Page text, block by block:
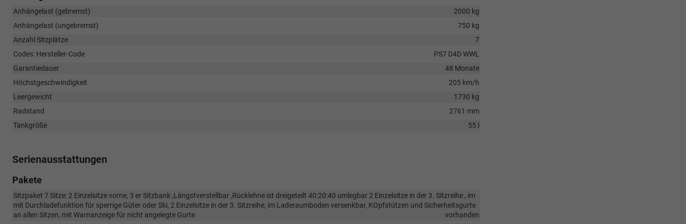
Anhängelast (gebremst)
2000 kg
Anhängelast (ungebremst)
750 kg
Anzahl Sitzplätze
7
Codes: Hersteller-Code
PS7 D4D WWL
Garantiedauer
48 Monate
Höchstgeschwindigkeit
205 km/h
Leergewicht
1730 kg
Radstand
2761 mm
Tankgröße
55 l
Serienausstattungen
Pakete
Sitzpaket 7 Sitze: 2 Einzelsitze vorne, 3 er Sitzbank ,Längstverstellbar ,Rücklehne ist dreigeteilt 40:20:40 umlegbar 2 Einzelsitze in der 3. Sitzreihe , im
mit Durchladefunktion für sperrige Güter oder Ski, 2 Einzelsitze in der 3. Sitzreihe, im Laderaumboden versenkbar, KOpfstützen und Sicherheitsgurte
an allen Sitzen, mit Warnanzeige für nicht angelegte Gurte
vorhanden